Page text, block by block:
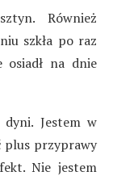
Również
szkła po raz
osiadł na dnie
Jestem w
plus przyprawy
Nie jestem